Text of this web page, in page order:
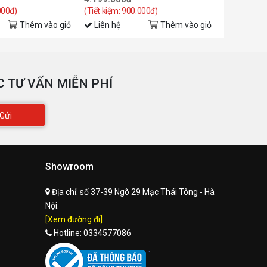
Thêm vào giỏ
(Tiết kiệm: 900.000đ)
Liên hệ Thêm vào giỏ
TƯ VẤN MIỄN PHÍ
Gửi
Showroom
Địa chỉ: số 37-39 Ngõ 29 Mạc Thái Tông - Hà
Nội.
[Xem đường đi]
Hotline: 0334577086